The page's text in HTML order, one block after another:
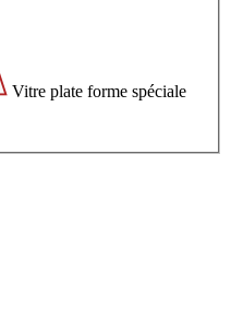
Vitre plate forme spéciale